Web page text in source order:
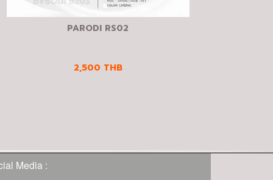
PARODI RS02
2,500 THB
Media :